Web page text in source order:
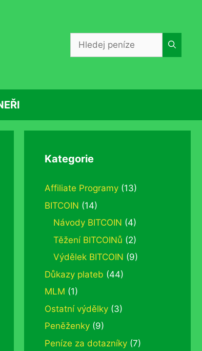
Kategorie
Affiliate Programy (13)
BITCOIN (14)
Návody BITCOIN (4)
Těžení BITCOINů (2)
Výdělek BITCOIN (9)
Důkazy plateb (44)
MLM (1)
Ostatní výdělky (3)
Peněženky (9)
Peníze za dotazníky (7)